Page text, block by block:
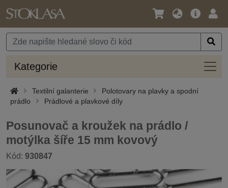
Jazyk
Měna
Hlavní
Kategorie
Textilní galanterie
Polotovary na plavky a spodní
prádlo
Prádlové a plavkové díly
Posunovač a kroužek na prádlo /
motýlka šíře 15 mm kovový
Kód: 930847